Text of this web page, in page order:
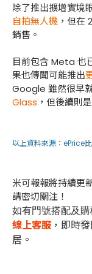
除了推出擴增實境
自拍無人機 ，但在
銷售。
目前包含 Meta 也
果也傳聞可能推出
Google 雖然很早
Glass ，但後續則
以上資料來源： ePrice
米可報報將持續更
請密切關注！
如有門號搭配及購
線上客服 ，即時
居。